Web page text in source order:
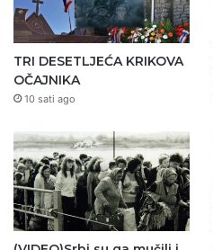
TRI DESETLJEĆA KRIKOVA
OČAJNIKA
10 sati ago